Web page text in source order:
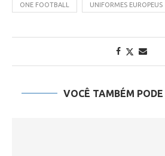
ONE FOOTBALL UNIFORMES EUROPEUS
VOCÊ TAMBÉM PODE